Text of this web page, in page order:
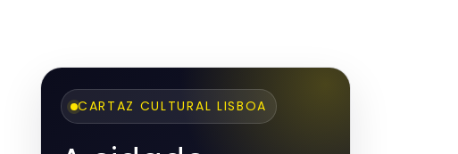
CARTAZ CULTURAL LISBOA